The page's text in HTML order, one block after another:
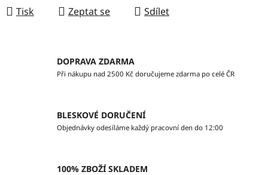
Tisk Zeptat se Sdílet
DOPRAVA ZDARMA
Při nákupu nad 2500 Kč doručujeme zdarma po celé ČR
BLESKOVÉ DORUČENÍ
Objednávky odesíláme každý pracovní den do 12:00
100% ZBOŽÍ SKLADEM